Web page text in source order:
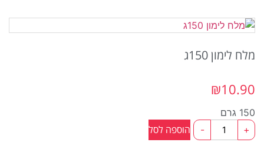
מלח לימון 150ג
₪10.90
150 גרם
-
כמות
מלח
+ הוספה לסל